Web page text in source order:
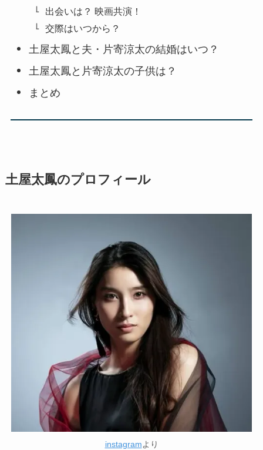
出会いは？ 映画共演！
交際はいつから？
土屋太鳳と夫・片寄涼太の結婚はいつ？
土屋太鳳と片寄涼太の子供は？
まとめ
土屋太鳳のプロフィール
instagramより